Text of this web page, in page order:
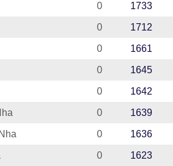
0 1733
0 1712
0 1661
0 1645
0 1642
0 1639
0 1636
0 1623